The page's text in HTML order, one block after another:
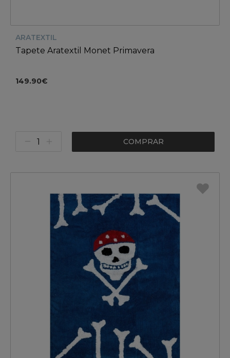
ARATEXTIL
Tapete Aratextil Monet Primavera
149.90€
COMPRAR